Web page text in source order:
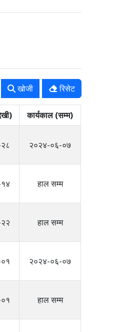
खोजी रिसेट
कार्यकाल (सम्म)
२०२४-०६-०७
हाल सम्म
हाल सम्म
२०२४-०६-०७
हाल सम्म